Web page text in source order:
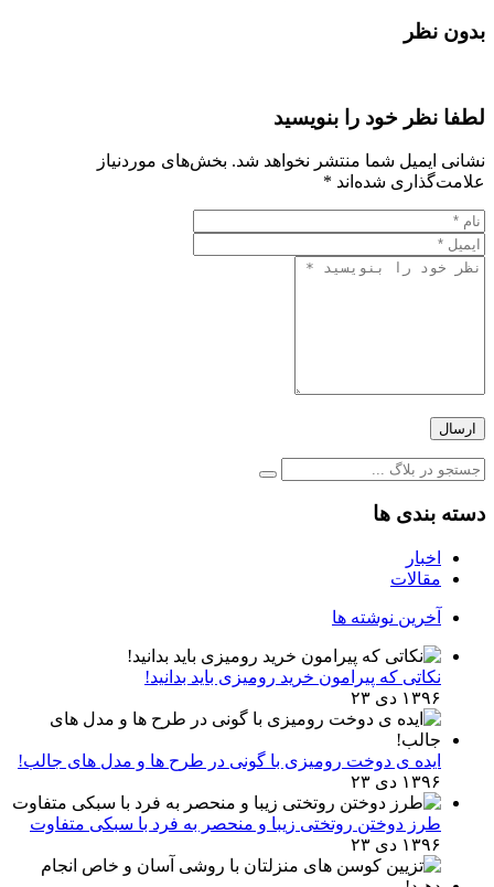
بدون نظر
لطفا نظر خود را بنویسید
نشانی ایمیل شما منتشر نخواهد شد. بخش‌های موردنیاز
علامت‌گذاری شده‌اند *
ارسال
دسته بندی ها
اخبار
مقالات
آخرین نوشته ها
نکاتی که پیرامون خرید رومیزی باید بدانید!
۱۳۹۶ دی ۲۳
ایده ی دوخت رومیزی با گونی در طرح ها و مدل های جالب!
۱۳۹۶ دی ۲۳
طرز دوختن روتختی زیبا و منحصر به فرد با سبکی متفاوت
۱۳۹۶ دی ۲۳